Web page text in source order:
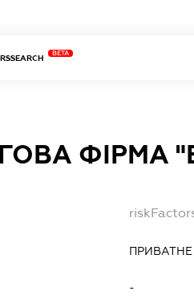
BETA
ФІРМА
-